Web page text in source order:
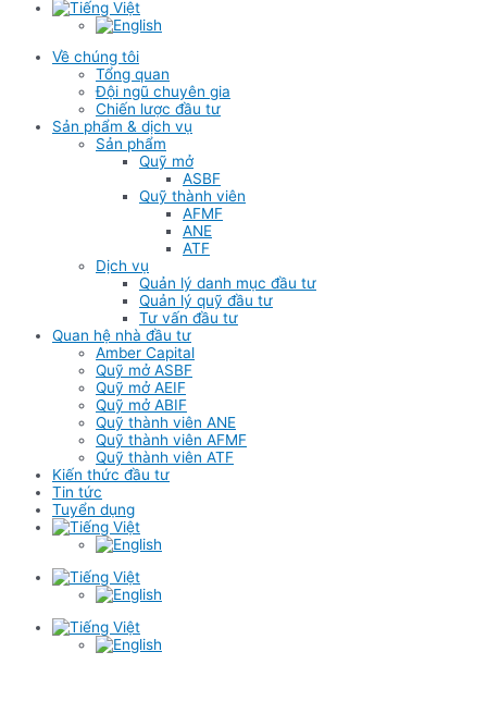
Về chúng tôi
Tổng quan
Đội ngũ chuyên gia
Chiến lược đầu tư
Sản phẩm & dịch vụ
Sản phẩm
Quỹ mở
ASBF
Quỹ thành viên
AFMF
ANE
ATF
Dịch vụ
Quản lý danh mục đầu tư
Quản lý quỹ đầu tư
Tư vấn đầu tư
Quan hệ nhà đầu tư
Amber Capital
Quỹ mở ASBF
Quỹ mở AEIF
Quỹ mở ABIF
Quỹ thành viên ANE
Quỹ thành viên AFMF
Quỹ thành viên ATF
Kiến thức đầu tư
Tin tức
Tuyển dụng